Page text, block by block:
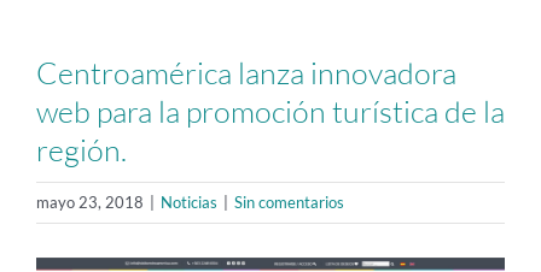
Centroamérica lanza innovadora
web para la promoción turística de la
región.
mayo 23, 2018 | Noticias | Sin comentarios